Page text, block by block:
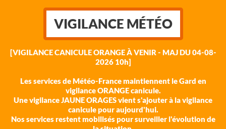
VIGILANCE MÉTÉO
[VIGILANCE CANICULE ORANGE À VENIR - MAJ DU 04-08-
2026 10h]
Les services de Météo-France maintiennent le Gard en
vigilance ORANGE canicule.
Une vigilance JAUNE ORAGES vient s'ajouter à la vigilance
canicule pour aujourd'hui.
Nos services restent mobilisés pour surveiller l'évolution de